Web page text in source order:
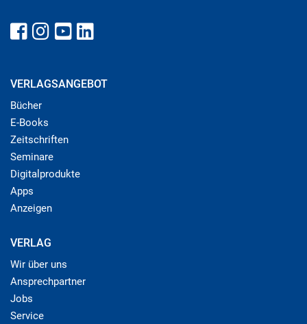
VERLAGSANGEBOT
Bücher
E-Books
Zeitschriften
Seminare
Digitalprodukte
Apps
Anzeigen
VERLAG
Wir über uns
Ansprechpartner
Jobs
Service